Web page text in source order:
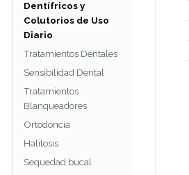
Dentífricos y
Colutorios de Uso
Diario
Tratamientos Dentales
Sensibilidad Dental
Tratamientos
Blanqueadores
Ortodoncia
Halitosis
Sequedad bucal